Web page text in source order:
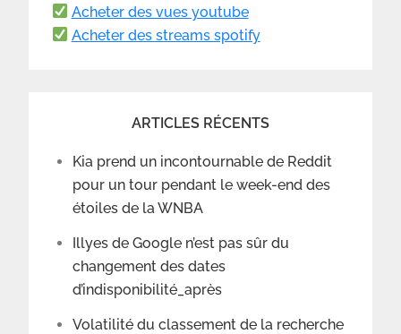
Acheter des vues youtube
Acheter des streams spotify
ARTICLES RÉCENTS
Kia prend un incontournable de Reddit
pour un tour pendant le week-end des
étoiles de la WNBA
Illyes de Google n’est pas sûr du
changement des dates
d’indisponibilité_après
Volatilité du classement de la recherche